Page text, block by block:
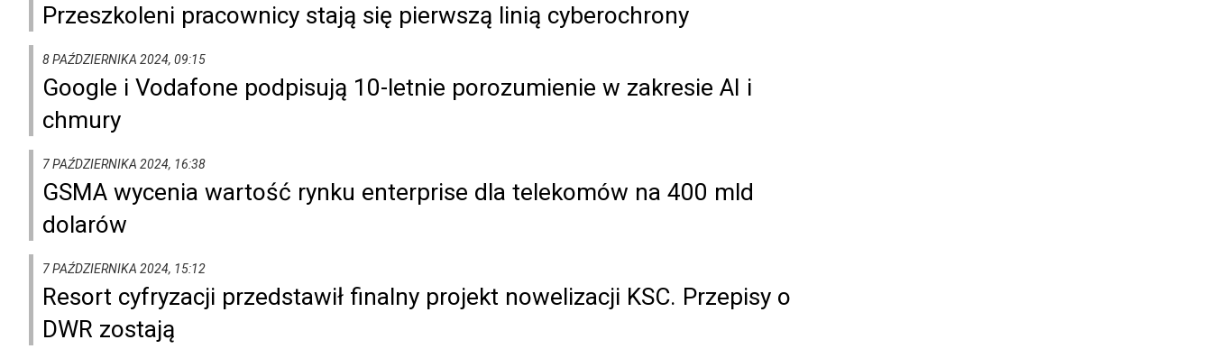
Przeszkoleni pracownicy stają się pierwszą linią cyberochrony
8 PAŹDZIERNIKA 2024, 09:15
Google i Vodafone podpisują 10-letnie porozumienie w zakresie AI i
chmury
7 PAŹDZIERNIKA 2024, 16:38
GSMA wycenia wartość rynku enterprise dla telekomów na 400 mld
dolarów
7 PAŹDZIERNIKA 2024, 15:12
Resort cyfryzacji przedstawił finalny projekt nowelizacji KSC. Przepisy o
DWR zostają